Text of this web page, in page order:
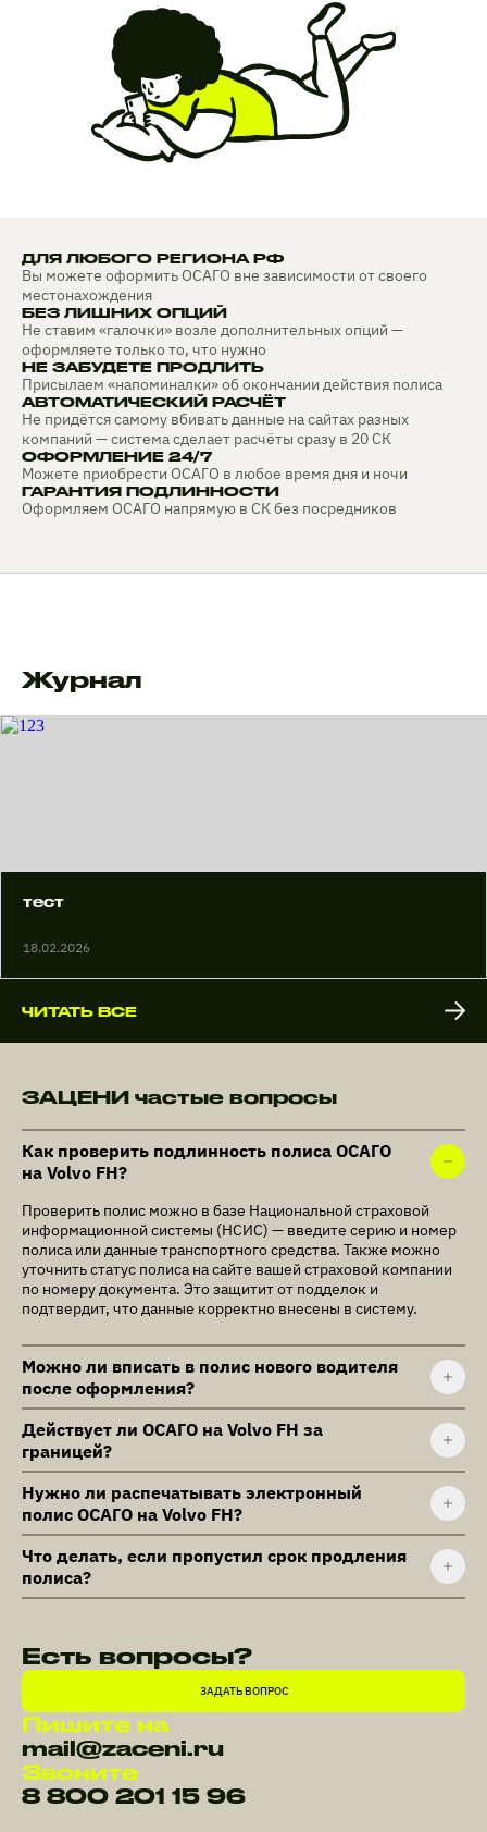
ДЛЯ ЛЮБОГО РЕГИОНА РФ
Вы можете оформить ОСАГО вне зависимости от своего
местонахождения
БЕЗ ЛИШНИХ ОПЦИЙ
Не ставим «галочки» возле дополнительных опций —
оформляете только то, что нужно
НЕ ЗАБУДЕТЕ ПРОДЛИТЬ
Присылаем «напоминалки» об окончании действия полиса
АВТОМАТИЧЕСКИЙ РАСЧЁТ
Не придётся самому вбивать данные на сайтах разных
компаний — система сделает расчёты сразу в 20 СК
ОФОРМЛЕНИЕ 24/7
Можете приобрести ОСАГО в любое время дня и ночи
ГАРАНТИЯ ПОДЛИННОСТИ
Оформляем ОСАГО напрямую в СК без посредников
Журнал
тест
18.02.2026
ЧИТАТЬ ВСЕ
ЗАЦЕНИ частые вопросы
Как проверить подлинность полиса ОСАГО
на Volvo FH?
Проверить полис можно в базе Национальной страховой
информационной системы (НСИС) — введите серию и номер
полиса или данные транспортного средства. Также можно
уточнить статус полиса на сайте вашей страховой компании
по номеру документа. Это защитит от подделок и
подтвердит, что данные корректно внесены в систему.
Можно ли вписать в полис нового водителя
после оформления?
Действует ли ОСАГО на Volvo FH за
границей?
Нужно ли распечатывать электронный
полис ОСАГО на Volvo FH?
Что делать, если пропустил срок продления
полиса?
Есть вопросы?
ЗАДАТЬ ВОПРОС
Пишите на
mail@zaceni.ru
Звоните
8 800 201 15 96